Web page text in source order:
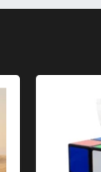
Rubiks